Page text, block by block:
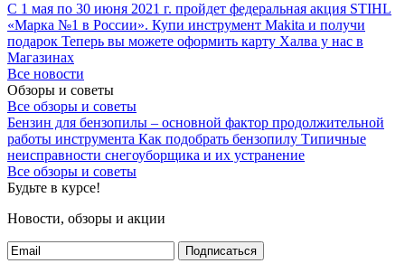
С 1 мая по 30 июня 2021 г. пройдет федеральная акция STIHL
«Марка №1 в России». Купи инструмент Makita и получи
подарок Теперь вы можете оформить карту Халва у нас в
Магазинах
Все новости
Обзоры и советы
Все обзоры и советы
Бензин для бензопилы – основной фактор продолжительной
работы инструмента Как подобрать бензопилу Типичные
неисправности снегоуборщика и их устранение
Все обзоры и советы
Будьте в курсе!
Новости, обзоры и акции
Подписаться